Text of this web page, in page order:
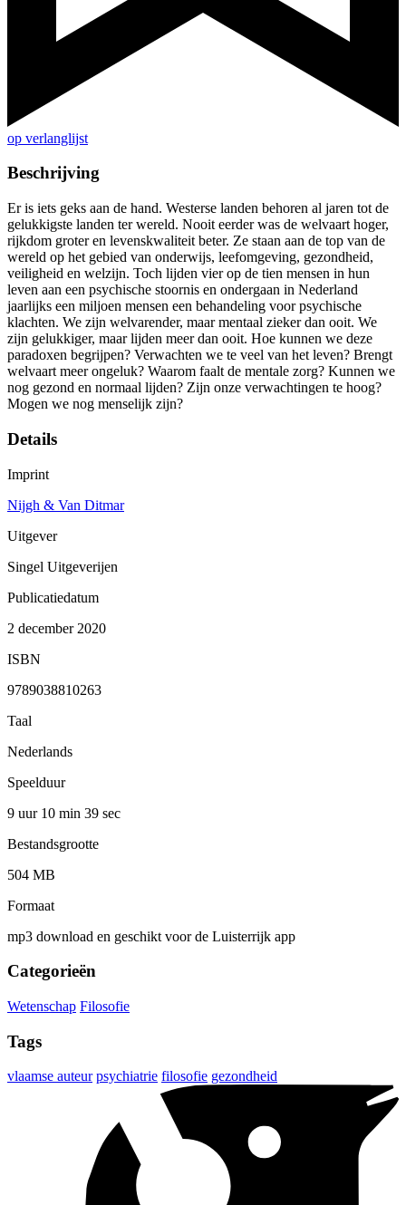
op verlanglijst
Beschrijving
Er is iets geks aan de hand. Westerse landen behoren al jaren tot de
gelukkigste landen ter wereld. Nooit eerder was de welvaart hoger,
rijkdom groter en levenskwaliteit beter. Ze staan aan de top van de
wereld op het gebied van onderwijs, leefomgeving, gezondheid,
veiligheid en welzijn. Toch lijden vier op de tien mensen in hun
leven aan een psychische stoornis en ondergaan in Nederland
jaarlijks een miljoen mensen een behandeling voor psychische
klachten. We zijn welvarender, maar mentaal zieker dan ooit. We
zijn gelukkiger, maar lijden meer dan ooit. Hoe kunnen we deze
paradoxen begrijpen? Verwachten we te veel van het leven? Brengt
welvaart meer ongeluk? Waarom faalt de mentale zorg? Kunnen we
nog gezond en normaal lijden? Zijn onze verwachtingen te hoog?
Mogen we nog menselijk zijn?
Details
Imprint
Nijgh & Van Ditmar
Uitgever
Singel Uitgeverijen
Publicatiedatum
2 december 2020
ISBN
9789038810263
Taal
Nederlands
Speelduur
9 uur 10 min 39 sec
Bestandsgrootte
504 MB
Formaat
mp3 download en geschikt voor de Luisterrijk app
Categorieën
Wetenschap Filosofie
Tags
vlaamse auteur psychiatrie filosofie gezondheid